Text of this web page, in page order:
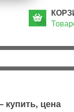
купить, цена